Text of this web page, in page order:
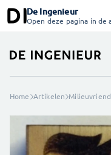
De Ingenieur
Open deze pagina in de
Home Artikelen